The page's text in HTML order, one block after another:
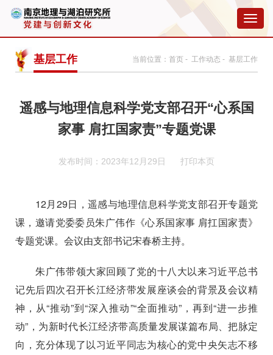
切
换
航
基层工作 当前位置： 首页 - 工作动态 - 基层工作
遥感与地理信息科学党支部召开“心系国
家事 肩扛国家责”专题党课
发布时间：2023年12月29日 打印本页
12月29日，遥感与地理信息科学党支部召开专题党
课，邀请党委委员朱广伟作《心系国家事 肩扛国家责》
专题党课。会议由支部书记宋春桥主持。
朱广伟带领大家回顾了党的十八大以来习近平总书
记先后四次召开长江经济带发展座谈会的背景及会议精
神，从“推动”到“深入推动”“全面推动”，再到“进一步推
动”，为新时代长江经济带高质量发展谋篇布局、把脉定
向，充分体现了以习近平同志为核心的党中央矢志不移